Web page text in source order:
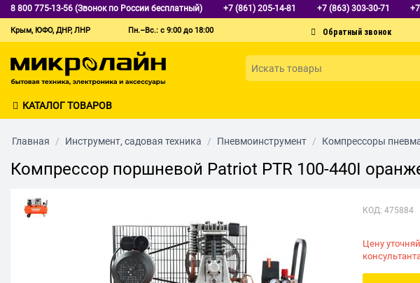
8 800 775-13-56 (Звонок по России бесплатный) +7 (861) 205-14-81 +7 (863) 303-30-71
Крым, ЮФО, ДНР, ЛНР Пн.–Вс.: с 9:00 до 18:00
КАТАЛОГ ТОВАРОВ
Главная / Инструмент, садовая техника / Пневмоинструмент / Компрессоры
Компрессор поршневой Patriot PTR 100-440I
КОД: 475884
Цену